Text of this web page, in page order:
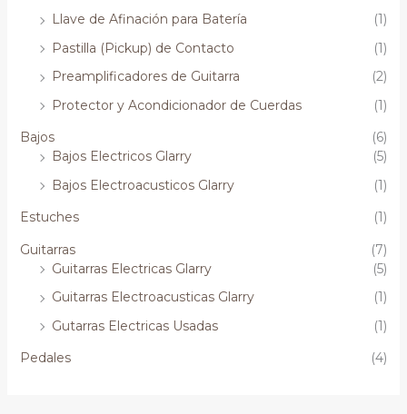
Llave de Afinación para Batería
(1)
Pastilla (Pickup) de Contacto
(1)
Preamplificadores de Guitarra
(2)
Protector y Acondicionador de Cuerdas
(1)
Bajos
(6)
Bajos Electricos Glarry
(5)
Bajos Electroacusticos Glarry
(1)
Estuches
(1)
Guitarras
(7)
Guitarras Electricas Glarry
(5)
Guitarras Electroacusticas Glarry
(1)
Gutarras Electricas Usadas
(1)
Pedales
(4)